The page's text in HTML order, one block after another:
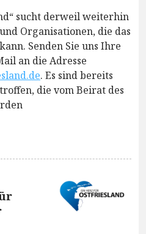
sucht derweil weiterhin
Organisationen, die das
Senden Sie uns Ihre
an die Adresse
. Es sind bereits
die vom Beirat des